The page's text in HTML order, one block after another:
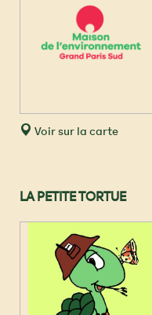
Voir sur la carte
LA PETITE TORTUE